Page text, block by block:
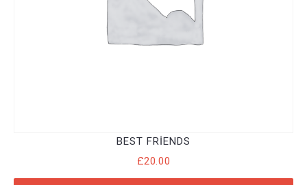
BEST FRIENDS
£20.00